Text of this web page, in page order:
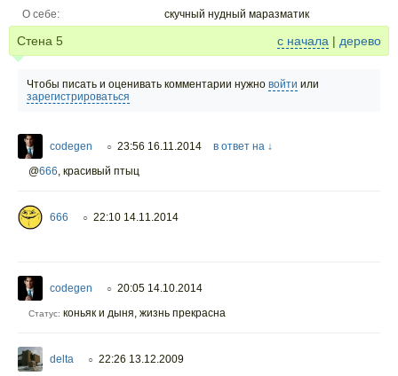
О себе:
скучный нудный маразматик
Стена 5 с начала | дерево
Чтобы писать и оценивать комментарии нужно войти или
зарегистрироваться
codegen ○ 23:56 16.11.2014
в ответ на ↓
@666, красивый птыц
666 ○ 22:10 14.11.2014
codegen ○ 20:05 14.10.2014
Статус: коньяк и дыня, жизнь прекрасна
delta ○ 22:26 13.12.2009